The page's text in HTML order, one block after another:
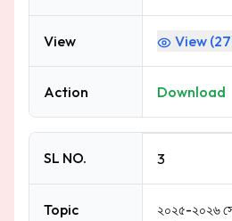
View View (27
Action Download
SL NO. 3
Topic
২০২৫-২০২৬